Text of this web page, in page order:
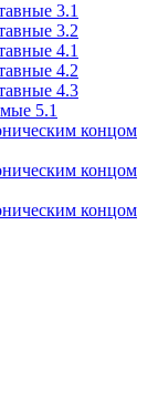
3.1
3.2
4.1
4.2
4.3
5.1
концом
концом
концом